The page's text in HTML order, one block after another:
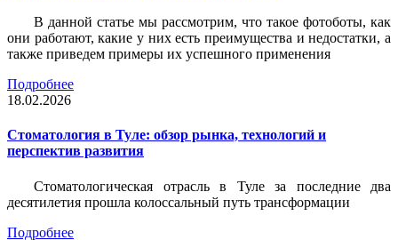
В данной статье мы рассмотрим, что такое фотоботы, как
они работают, какие у них есть преимущества и недостатки, а
также приведем примеры их успешного применения
Подробнее
18.02.2026
Стоматология в Туле: обзор рынка, технологий и
перспектив развития
Стоматологическая отрасль в Туле за последние два
десятилетия прошла колоссальный путь трансформации
Подробнее